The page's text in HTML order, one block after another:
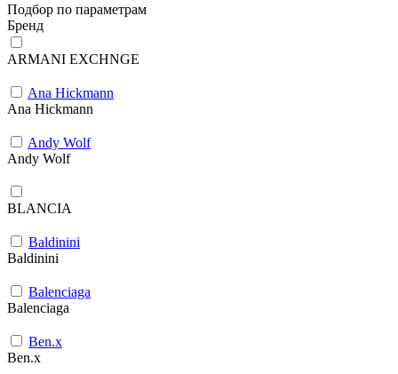
Подбор по параметрам
Бренд
ARMANI EXCHNGE
Ana Hickmann
Ana Hickmann
Andy Wolf
Andy Wolf
BLANCIA
Baldinini
Baldinini
Balenciaga
Balenciaga
Ben.x
Ben.x